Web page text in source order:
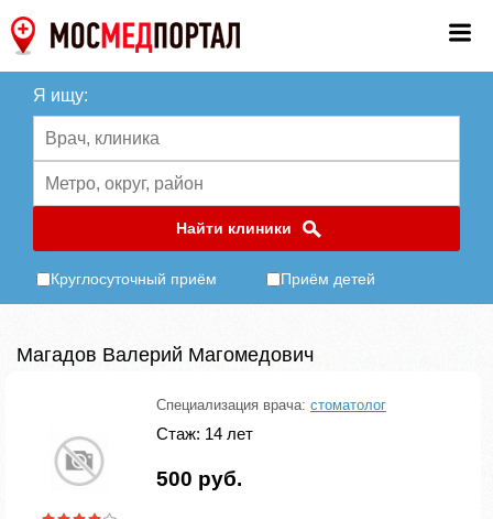
Я ищу:
Найти клиники
Круглосуточный приём Приём детей
Магадов Валерий Магомедович
Специализация врача: стоматолог
Стаж: 14 лет
500 руб.